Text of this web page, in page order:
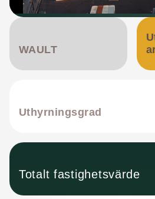
WAULT
Uthyrningsgrad
Totalt fastighetsvärde